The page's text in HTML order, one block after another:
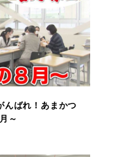
んばれ！あまかつ
～